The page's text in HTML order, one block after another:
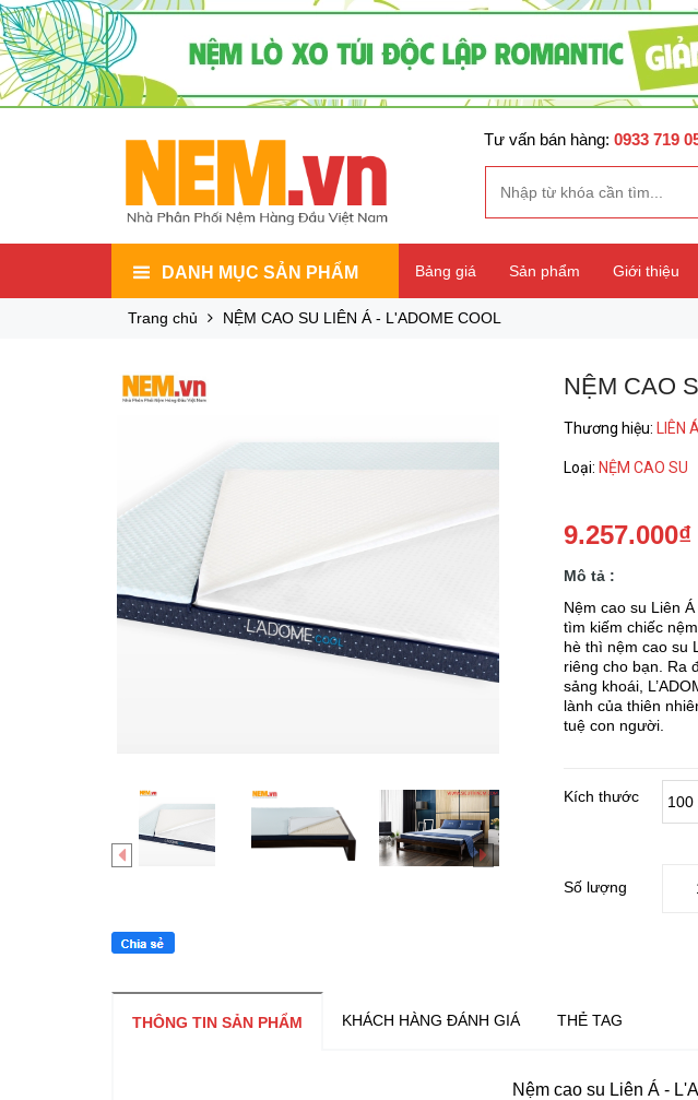
Tư vấn bán hàng: 0933 719
DANH MỤC SẢN PHẨM Bảng giá Sản phẩm Giới thiệu
Trang chủ NỆM CAO SU LIÊN Á - L'ADOME COOL
NỆM CAO
Thương hiệu: LIÊN Á
Loại: NỆM CAO SU
9.257.000₫
Mô tả :
Nệm cao su Liên
tìm kiếm chiếc
hè thì nệm cao su
riêng cho bạn. Ra
sảng khoái,
lành của thiên
tuệ con người.
Kích thước
Số lượng
THÔNG TIN SẢN PHẨM KHÁCH HÀNG ĐÁNH GIÁ THẺ TAG
Nệm cao su Liên Á -